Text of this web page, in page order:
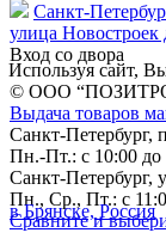
Санкт-
улица Новостроек
Вход со двора
Используя сайт,
© ООО
Выдача товаров
Санкт-Петербург,
Пн.-Пт.: с 10:00 до
Санкт-Петербург,
Пн., Ср., Пт.: с
Сравните и
в Брянске, Россия